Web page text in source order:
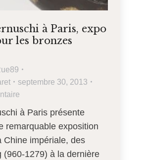
à Paris, expo
les bronzes
septembre 30, 2013
à Paris présente
remarquable exposition
Chine impériale, des
(960-1279) à la dernière